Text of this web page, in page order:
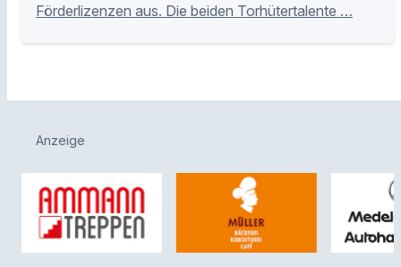
Förderlizenzen aus. Die beiden Torhütertalente …
Anzeige